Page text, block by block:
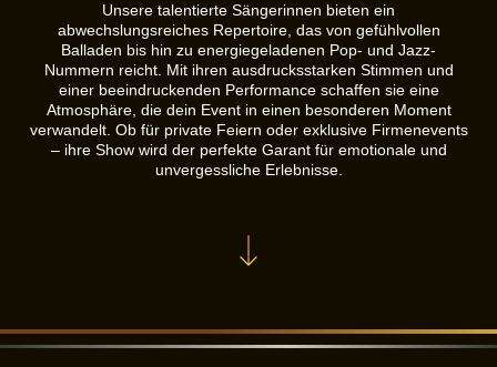
Unsere talentierte Sängerinnen bieten ein
abwechslungsreiches Repertoire, das von gefühlvollen
Balladen bis hin zu energiegeladenen Pop- und Jazz-
Nummern reicht. Mit ihren ausdrucksstarken Stimmen und
einer beeindruckenden Performance schaffen sie eine
Atmosphäre, die dein Event in einen besonderen Moment
verwandelt. Ob für private Feiern oder exklusive Firmenevents
– ihre Show wird der perfekte Garant für emotionale und
unvergessliche Erlebnisse.